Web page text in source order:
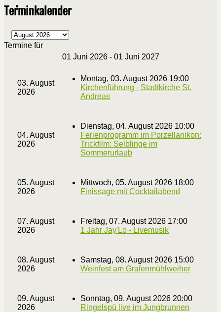
Terminkalender
Termine für
01 Juni 2026 - 01 Juni 2027
03. August
2026
Montag, 03. August 2026 19:00
Kirchenführung - Stadtkirche St.
Andreas
04. August
2026
Dienstag, 04. August 2026 10:00
Ferienprogramm im Porzellanikon:
Trickfilm: Selblinge im
Sommerurlaub
05. August
2026
Mittwoch, 05. August 2026 18:00
Finissage mit Cocktailabend
07. August
2026
Freitag, 07. August 2026 17:00
1 Jahr Jay'Lo - Livemusik
08. August
2026
Samstag, 08. August 2026 15:00
Weinfest am Grafenmühlweiher
09. August
2026
Sonntag, 09. August 2026 20:00
Ringelspü live im Jungbrunnen